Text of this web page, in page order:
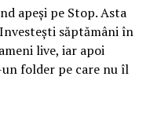
a arătat că
de manual a suferit
apeși pe Stop. Asta
săptămâni în
live, iar apoi
folder pe care nu îl